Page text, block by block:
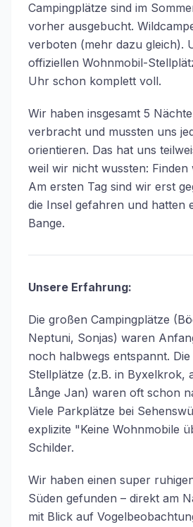
Campingplätze sind im
vorher ausgebucht.
verboten (mehr dazu gleich).
offiziellen Wohnmobil-
Uhr schon komplett voll.
Wir haben insgesamt 5
verbracht und mussten uns
orientieren. Das hat uns
weil wir nicht wussten: Finden
Am ersten Tag sind wir erst
die Insel gefahren und hatten
Bange.
Unsere Erfahrung:
Die großen Campingplätze
Neptuni, Sonjas) waren
noch halbwegs entspannt. Die
Stellplätze (z.B. in Byxelkrok,
Långe Jan) waren oft schon
Viele Parkplätze bei
explizite "Keine Wohnmobile
Schilder.
Wir haben einen super
Süden gefunden – direkt am
mit Blick auf